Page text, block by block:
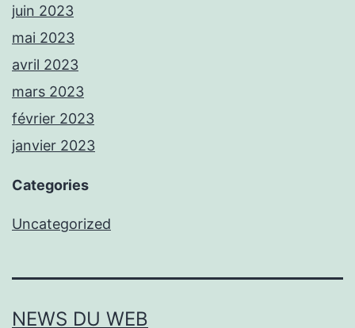
juin 2023
mai 2023
avril 2023
mars 2023
février 2023
janvier 2023
Categories
Uncategorized
NEWS DU WEB